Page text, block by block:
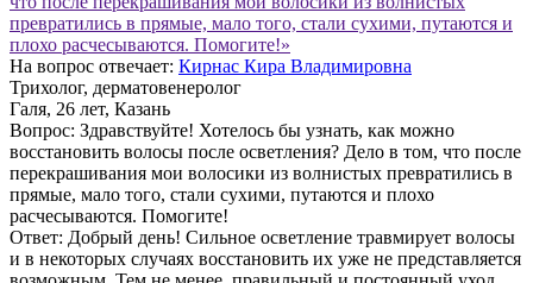
превратились в прямые, мало того, стали сухими, путаются и
плохо расчесываются. Помогите!»
На вопрос отвечает: Кирнас Кира Владимировна
Трихолог, дерматовенеролог
Галя, 26 лет, Казань
Вопрос: Здравствуйте! Хотелось бы узнать, как можно
восстановить волосы после осветления? Дело в том, что после
перекрашивания мои волосики из волнистых превратились в
прямые, мало того, стали сухими, путаются и плохо
расчесываются. Помогите!
Ответ: Добрый день! Сильное осветление травмирует волосы
и в некоторых случаях восстановить их уже не представляется